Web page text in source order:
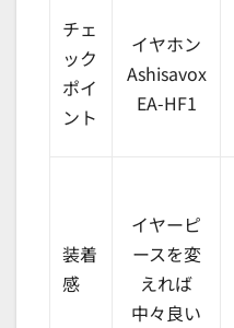
チェ
ック
ポイ
ント
イヤホン
Ashisavox
EA-HF1
装着
感
イヤーピ
ースを変
えれば
中々良い